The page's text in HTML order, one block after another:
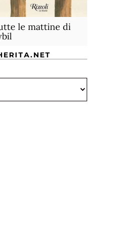
le mattine di